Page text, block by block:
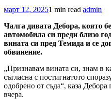
март 12, 20251 min read admin
Чалга дивата Дебора, която
автомобила си преди близо
вината си пред Темида и се
обвинение.
„Признавам вината си, знам в
съгласна с постигнатото
одобрено от съда“, каза
вчера.